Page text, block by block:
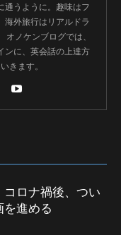
通うように。趣味はフ
海外旅行はリアルドラ
ノケンブログでは、
ンに、英会話の上達方
きます。
ロナ禍後、つい
を進める